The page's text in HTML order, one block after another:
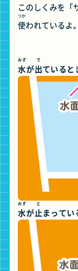
このしくみを「
使
つか
われているよ。
水
みず
が出
で
ていると
水
みず
が止
と
まってい